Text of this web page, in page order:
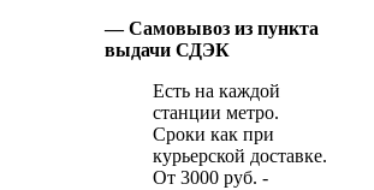
— Самовывоз из пункта
выдачи СДЭК
Есть на каждой
станции метро.
Сроки как при
курьерской доставке.
От 3000 руб. -